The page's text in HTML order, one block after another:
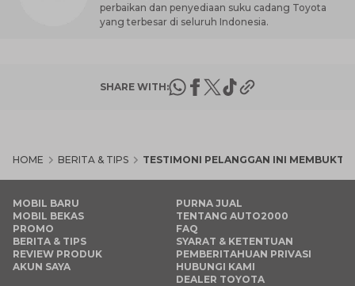
perbaikan dan penyediaan suku cadang Toyota
yang terbesar di seluruh Indonesia.
SHARE WITH:
HOME BERITA & TIPS TESTIMONI PELANGGAN INI
MOBIL BARU
MOBIL BEKAS
PROMO
BERITA & TIPS
REVIEW PRODUK
AKUN SAYA
PURNA JUAL
TENTANG AUTO2000
FAQ
SYARAT & KETENTUAN
PEMBERITAHUAN PRIVASI
HUBUNGI KAMI
DEALER TOYOTA